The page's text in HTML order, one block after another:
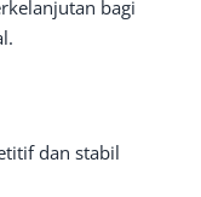
bagi
dan stabil